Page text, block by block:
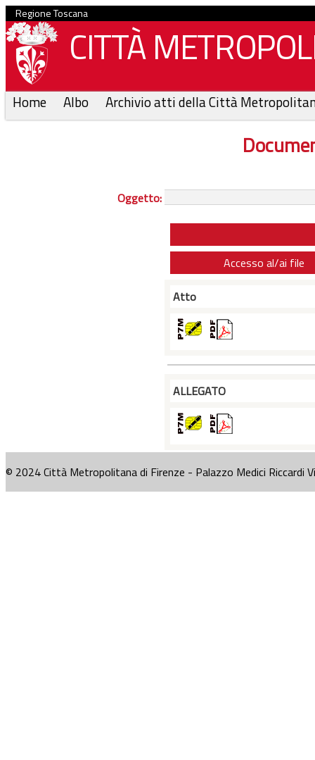
Regione Toscana
CITTÀ
Home Albo Archivio atti della Città
Oggetto:
Accesso al/ai file
Atto
ALLEGATO
© 2024 Città Metropolitana di Firenze - Palazzo Medici Riccardi